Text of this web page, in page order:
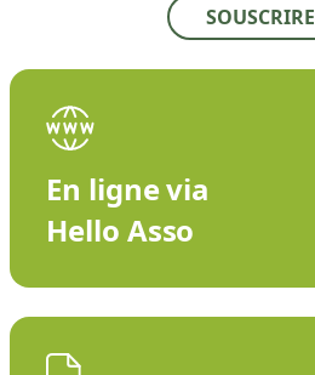
SOUSCRIRE
En ligne via
Hello Asso